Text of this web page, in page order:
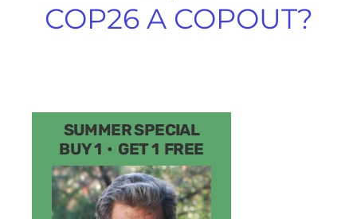
COP26 A COPOUT?
SUMMER SPECIAL
BUY 1 • GET 1 FREE